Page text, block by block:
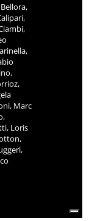
Marc
Loris